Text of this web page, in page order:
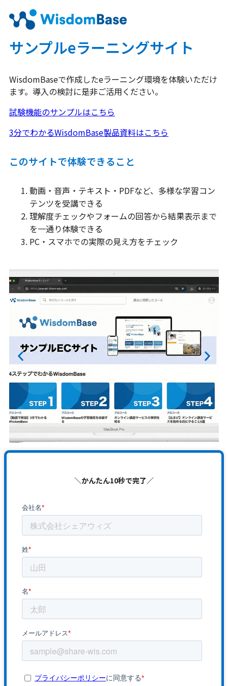
サンプルeラーニングサイト
WisdomBaseで作成したeラーニング環境を体験いただけ
ます。 導入の検討に是非ご活用ください。
試験機能のサンプルはこちら
3分でわかるWisdomBase製品資料はこちら
このサイトで体験できること
動画・音声・テキスト・PDFなど、多様な学習コン
テンツを受講できる
理解度チェックやフォームの回答から結果表示まで
を一通り体験できる
PC・スマホでの実際の見え方をチェック
＼かんたん10秒で完了／